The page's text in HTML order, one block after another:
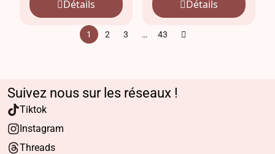
Détails Détails
1 2 3 … 43
Suivez nous sur les réseaux !
Tiktok
Instagram
Threads